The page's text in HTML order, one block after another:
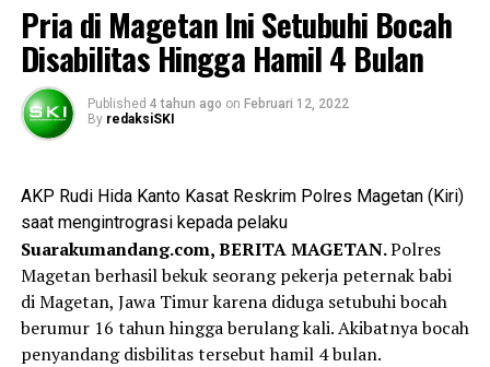
Pria di Magetan Ini Setubuhi Bocah
Disabilitas Hingga Hamil 4 Bulan
Published 4 tahun ago on Februari 12, 2022
By redaksiSKI
AKP Rudi Hida Kanto Kasat Reskrim Polres Magetan (Kiri)
saat mengintrograsi kepada pelaku
Suarakumandang.com, BERITA MAGETAN.Polres
Magetan berhasil bekuk seorang pekerja peternak babi
di Magetan, Jawa Timur karena diduga setubuhi bocah
berumur 16 tahun hingga berulang kali. Akibatnya bocah
penyandang disbilitas tersebut hamil 4 bulan.